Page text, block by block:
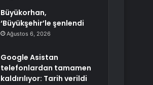
Büyükorhan,
‘Büyükşehir’le şenlendi
Ağustos 6, 2026
Google Asistan
telefonlardan tamamen
kaldırılıyor: Tarih verildi